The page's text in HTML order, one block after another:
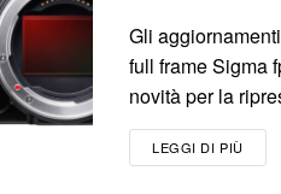
Gli
full frame Sigma
novità per la
LEGGI DI PIÙ